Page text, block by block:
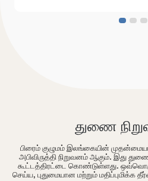
துணை
பிரைம் குழுமம் இலங்கையின்
அபிவிருத்தி நிறுவனம் ஆகும். இது
கூட்டத்திரட்டை கொண்டுள்ளது.
செய்ய, புதுமையான மற்றும் மதிப்புமிக்க